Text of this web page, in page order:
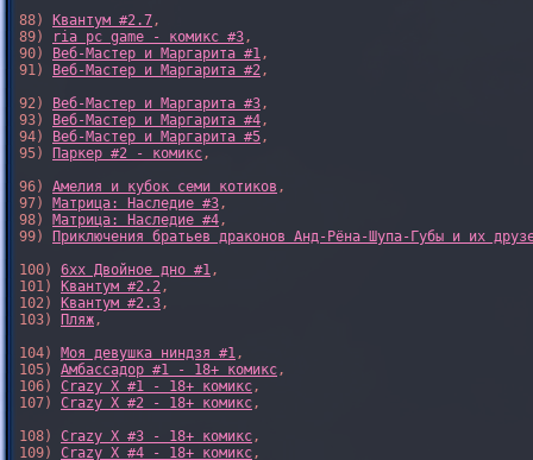
88)
Квантум #2.7,
89)
ria pc game - комикс #3,
90)
Веб-Мастер и Маргарита #1,
91)
Веб-Мастер и Маргарита #2,
92)
Веб-Мастер и Маргарита #3,
93)
Веб-Мастер и Маргарита #4,
94)
Веб-Мастер и Маргарита #5,
95)
Паркер #2 - комикс,
96) Амелия и кубок семи котиков ,
97) Матрица: Наследие #3,
98) Матрица: Наследие #4,
99)
Приключения братьев драконов Анд-Рёна-Шупа-Губы и их
100) 6xx Двойное дно #1,
101)
Квантум #2.2,
102)
Квантум #2.3,
103)
Пляж,
104) Моя девушка ниндзя #1,
105) Амбассадор #1 - 18+ комикс,
106) Crazy X #1 - 18+ комикс,
107) Crazy X #2 - 18+ комикс,
108) Crazy X #3 - 18+ комикс,
109) Crazy X #4 - 18+ комикс,